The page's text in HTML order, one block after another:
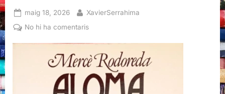
Posted
on
maig 18, 2026 By
XavierSerrahima
No hi ha comentarisa
Rodoreda